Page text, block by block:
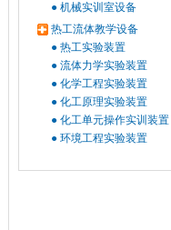
● 机械实训室设备
热工流体教学设备
● 热工实验装置
● 流体力学实验装置
● 化学工程实验装置
● 化工原理实验装置
● 化工单元操作实训装置
● 环境工程实验装置